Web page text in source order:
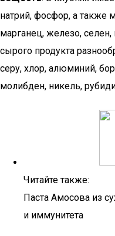
натрий, фосфор, а
марганец, железо,
сырого продукта
серу, хлор, алюминий,
молибден, никель,
Читайте также:
Паста Амосова из
и иммунитета